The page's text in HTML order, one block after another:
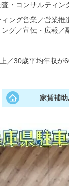
・コンサルティン
ィング営業／営業推
ング／宣伝・広報 ／
／30歳平均年収が
家賃補助